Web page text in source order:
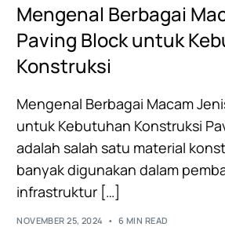
Mengenal Berbagai
Paving Block untuk
Konstruksi
Mengenal Berbagai Macam
untuk Kebutuhan Konstruksi
adalah salah satu material
banyak digunakan dalam
infrastruktur […]
NOVEMBER 25, 2024 6 MIN READ